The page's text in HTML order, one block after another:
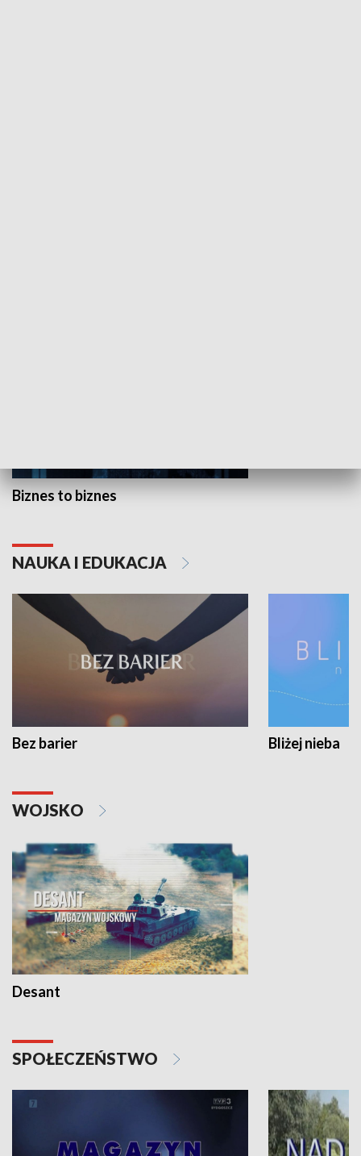
Biznes to biznes
NAUKA I EDUKACJA
Bez barier Bliżej nieba
WOJSKO
Desant
SPOŁECZEŃSTWO